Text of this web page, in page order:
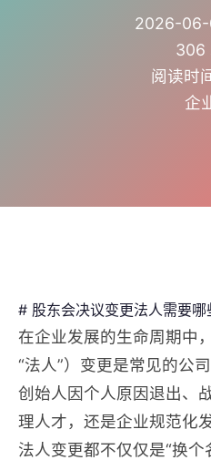
2026-06-
306
阅读时
企
# 股东会决议变更法人需要哪
在企业发展的生命周期中
“法人”）变更是常见的公
创始人因个人原因退出、
理人才，还是企业规范化
法人变更都不仅仅是“换